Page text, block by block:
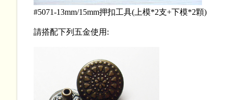
#5071-13mm/15mm押扣工具(上模*2支+下模*2顆)
請搭配下列五金使用: